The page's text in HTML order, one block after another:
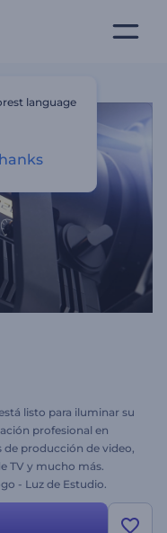
listo para iluminar su
profesional en
producción de video,
TV y mucho más.
- Luz de Estudio.
language